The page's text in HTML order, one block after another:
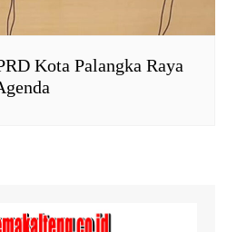
Kota Palangka Raya